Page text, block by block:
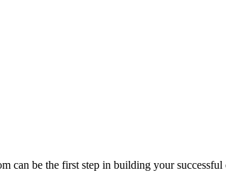
can be the first step in building your